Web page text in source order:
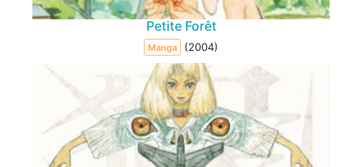
Petite Forêt
Manga (2004)